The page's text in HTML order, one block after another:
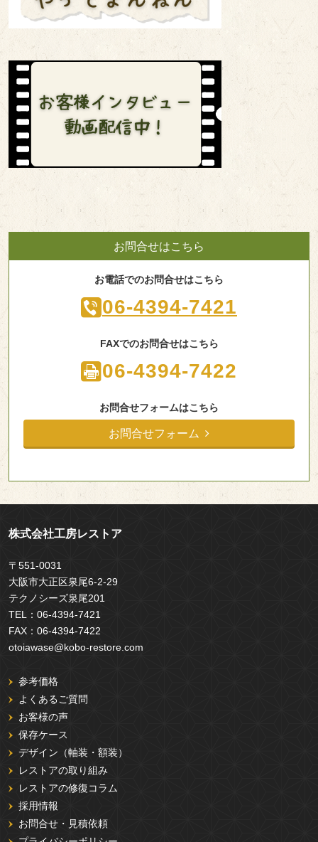
お問合せはこちら
お電話でのお問合せはこちら
06-4394-7421
FAXでのお問合せはこちら
06-4394-7422
お問合せフォームはこちら
お問合せフォーム
株式会社工房レストア
〒551-0031
大阪市大正区泉尾6-2-29
テクノシーズ泉尾201
TEL： 06-4394-7421
FAX： 06-4394-7422
otoiawase@kobo-restore.com
参考価格
よくあるご質問
お客様の声
保存ケース
デザイン（軸装・額装）
レストアの取り組み
レストアの修復コラム
採用情報
お問合せ・見積依頼